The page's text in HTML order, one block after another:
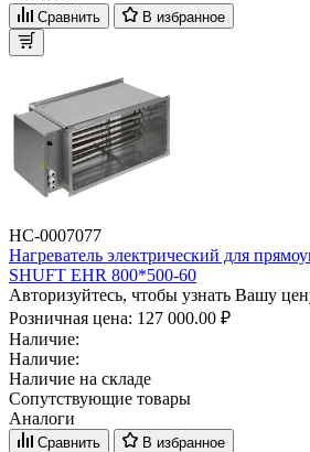
Сравнить В избранное
НС-0007077
Нагреватель электрический для
SHUFT EHR 800*500-60
Авторизуйтесь, чтобы узнать Вашу
Розничная цена: 127 000.00 ₽
Наличие:
Наличие:
Наличие на складе
Сопутствующие товары
Аналоги
Сравнить В избранное